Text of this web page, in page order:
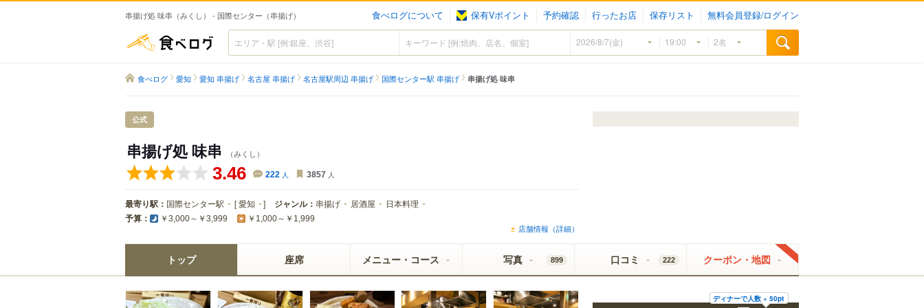
串揚げ処 味串（みくし） - 国際センター（串揚げ） 食べログについて 保有Vポイント 予約確認 行ったお店 保存リスト 無料会員登録/ログイン
食べログ
食べログ 愛知 愛知 串揚げ 名古屋 串揚げ 名古屋駅周辺 串揚げ 国際センター駅 串揚げ 串揚げ処 味串
公式
串揚げ処 味串 （みくし）
3.46 222 人 3857 人
最寄り駅： 国際センター駅 [愛知 ] ジャンル： 串揚げ 居酒屋 日本料理
予算： ￥3,000～￥3,999 ￥1,000～￥1,999
店舗情報（詳細）
トップ 座席 メニュー・コース 写真 899 口コミ 222 クーポン・地図
ディナーで人数 × 50pt